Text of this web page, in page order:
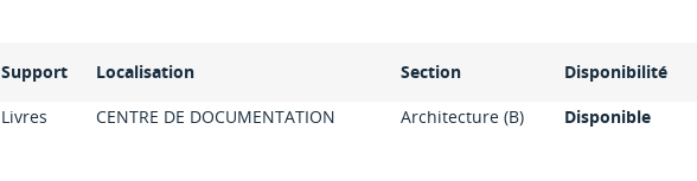
Support Localisation Section
Disponibilité
Livres CENTRE DE DOCUMENTATION Architecture (B) Disponible